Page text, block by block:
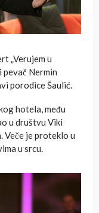
„Verujem u
pevač Nermin
porodice Šaulić.
hotela, među
u društvu Viki
Veče je proteklo u
u srcu.